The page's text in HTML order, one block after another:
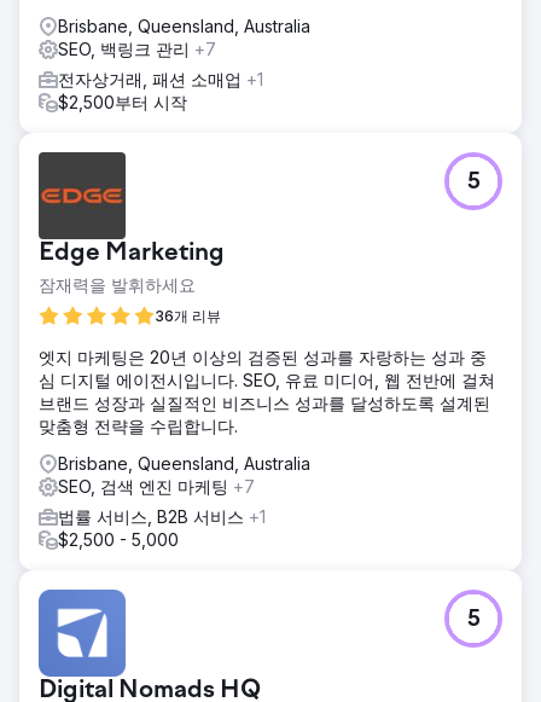
Brisbane, Queensland, Australia
SEO, 백링크 관리 +7
전자상거래, 패션 소매업 +1
$2,500부터 시작
Edge Marketing
잠재력을 발휘하세요
36개 리뷰
5
엣지 마케팅은 20년 이상의 검증된 성과를 자랑하는 성과 중
심 디지털 에이전시입니다. SEO, 유료 미디어, 웹 전반에 걸쳐
브랜드 성장과 실질적인 비즈니스 성과를 달성하도록 설계된
맞춤형 전략을 수립합니다.
Brisbane, Queensland, Australia
SEO, 검색 엔진 마케팅 +7
법률 서비스, B2B 서비스 +1
$2,500 - 5,000
Digital Nomads HQ
5